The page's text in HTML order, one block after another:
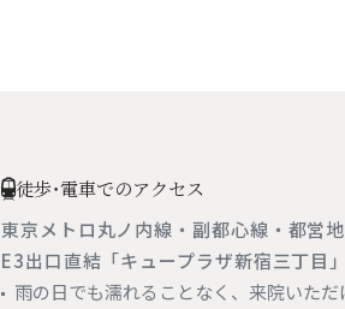
徒歩・電車でのアクセス
東京メトロ丸ノ内線・副都心線・ 都営
E3出口直結「キュープラザ新宿三丁目
雨の日でも濡れることなく、来院いただ